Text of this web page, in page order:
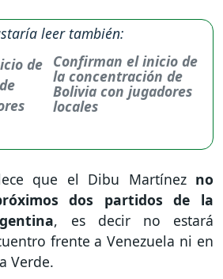
leer también:
Confirman el inicio de
la concentración de
Bolivia con jugadores
locales
que el Dibu Martínezno
dos partidos de la
, es decir no estará
frente a Venezuela ni en
Verde.